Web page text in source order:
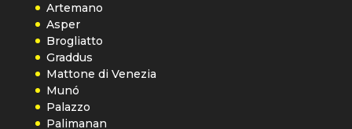
Artemano
Asper
Brogliatto
Graddus
Mattone di Venezia
Munó
Palazzo
Palimanan